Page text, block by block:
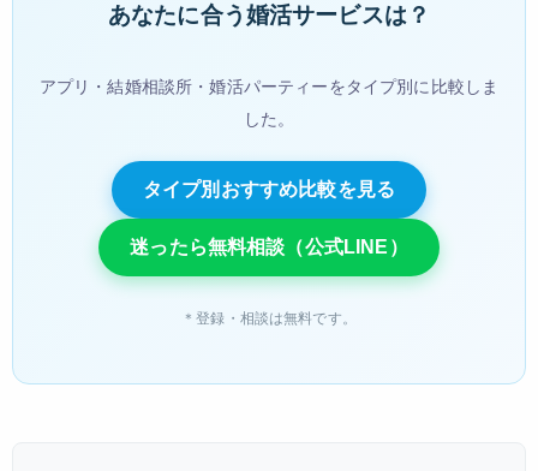
あなたに合う婚活サービスは？
アプリ・結婚相談所・婚活パーティーをタイプ別に比較しま
した。
タイプ別おすすめ比較を見る
迷ったら無料相談（公式LINE）
＊登録・相談は無料です。